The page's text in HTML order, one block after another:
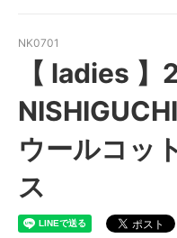
NK0701
【 ladies
ウールコッ
ス